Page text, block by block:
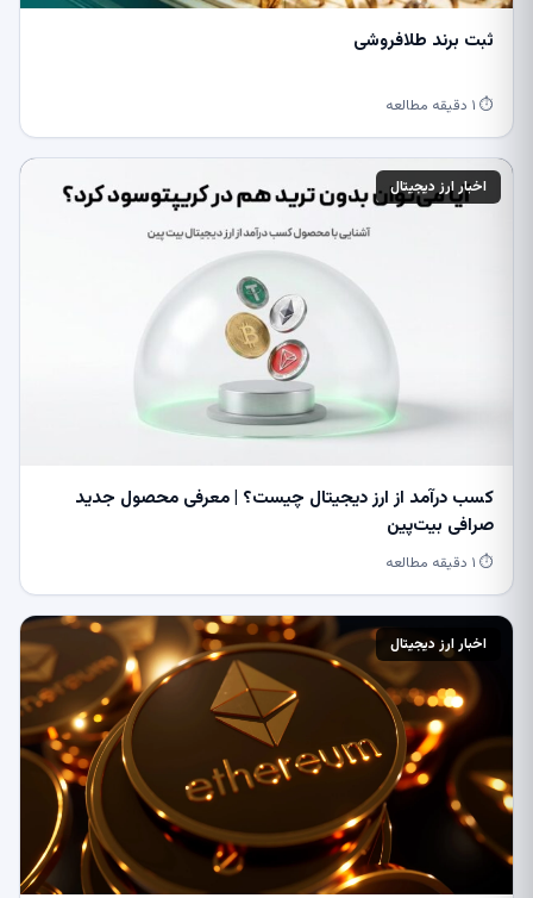
ثبت برند طلافروشی
⏱ ۱ دقیقه مطالعه
اخبار ارز دیجیتال
کسب درآمد از ارز دیجیتال چیست؟ | معرفی محصول جدید
صرافی بیت‌پین
⏱ ۱ دقیقه مطالعه
اخبار ارز دیجیتال